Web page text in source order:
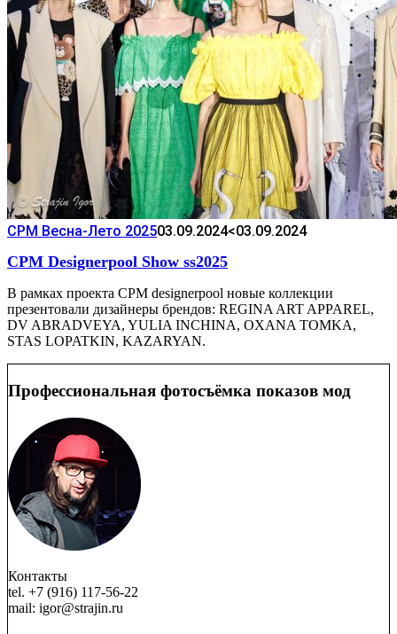
CPM Весна-Лето 202503.09.2024<03.09.2024
CPM Designerpool Show ss2025
В рамках проекта CPM designerpool новые коллекции
презентовали дизайнеры брендов: REGINA ART APPAREL,
DV ABRADVEYA, YULIA INCHINA, OXANA TOMKA,
STAS LOPATKIN, KAZARYAN.
Профессиональная фотосъёмка показов мод
Контакты
tel. +7 (916) 117-56-22
mail: igor@strajin.ru